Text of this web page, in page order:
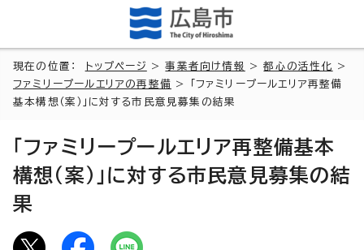
現在の位置： トップページ >事業者向け情報 >都心の活性化
>
ファミリープールエリアの再整備 > 「ファミリープールエリア再整備
基本構想（案）」に対する市民意見募集の結果
「ファミリープールエリア再整備基本
構想（案）」に対する市民意見募集の結
果